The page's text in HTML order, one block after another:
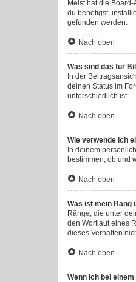
Meist hat die
du benötigst,
gefunden werden.
Nach oben
Was sind das für
In der
deinen Status im
unterschiedlich ist.
Nach oben
Wie verwende ich
In deinem
bestimmen, ob und
Nach oben
Was ist mein Rang
Ränge, die unter
den Wortlaut eines
dieses Verhalten
Nach oben
Wenn ich bei